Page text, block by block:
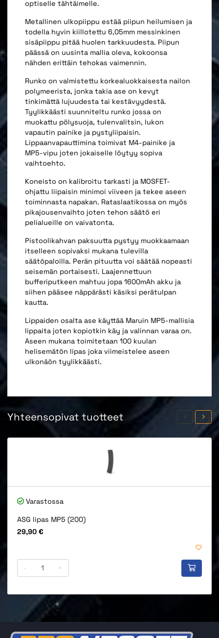
optiselle tähtäimelle.
Metallinen ulkopiippu estää piipun heilumisen ja
todella hyvin kiillotettu 6,05mm messinkinen
sisäpiippu pitää huolen tarkkuudesta. Piipun
päässä on uusinta mallia oleva, kokoonsa
nähden erittäin tehokas vaimennin.
Runko on valmistettu korkealuokkaisesta nailon
polymeerista, jonka takia ase on kevyt
tinkimättä lujuudesta tai kestävyydestä.
Tyylikkäästi suunniteltu runko jossa on
muokattu pölysuoja, tulenvalitsin, lukon
vapautin painike ja pystyliipaisin.
Lippaanvapauttimina toimivat M4-painike ja
MP5-vipu joten jokaiselle löytyy sopiva
vaihtoehto.
Koneisto on kalibroitu tarkasti ja MOSFET-
ohjattu liipaisin minimoi viiveen ja tekee aseen
toiminnasta napakan. Rataslaatikossa on myös
pikajousenvaihto joten tehon säätö eri
pelialueille on vaivatonta.
Pistoolikahvan paksuutta pystyy muokkaamaan
itselleen sopivaksi mukana tulevilla
säätöpaloilla. Perän pituutta voi säätää nopeasti
seisemän portaisesti. Laajennettuun
bufferiputkeen mahtuu jopa 1600mAh akku ja
siihen pääsee näppärästi käsiksi perätulpan
kautta.
Lippaiden osalta ase käyttää Maruin MP5-mallisia
lippaita joten kopiotkin käy ja valinnan varaa on.
Aseen mukana toimitetaan 100 kuulan
helisemätön lipas joka viimeistelee aseen
ulkonäön tyylikkäästi.
Yhteensopivat tuotteet
Varastossa
ASG lipas MP5 (200)
Hinta
29,90 €
- +